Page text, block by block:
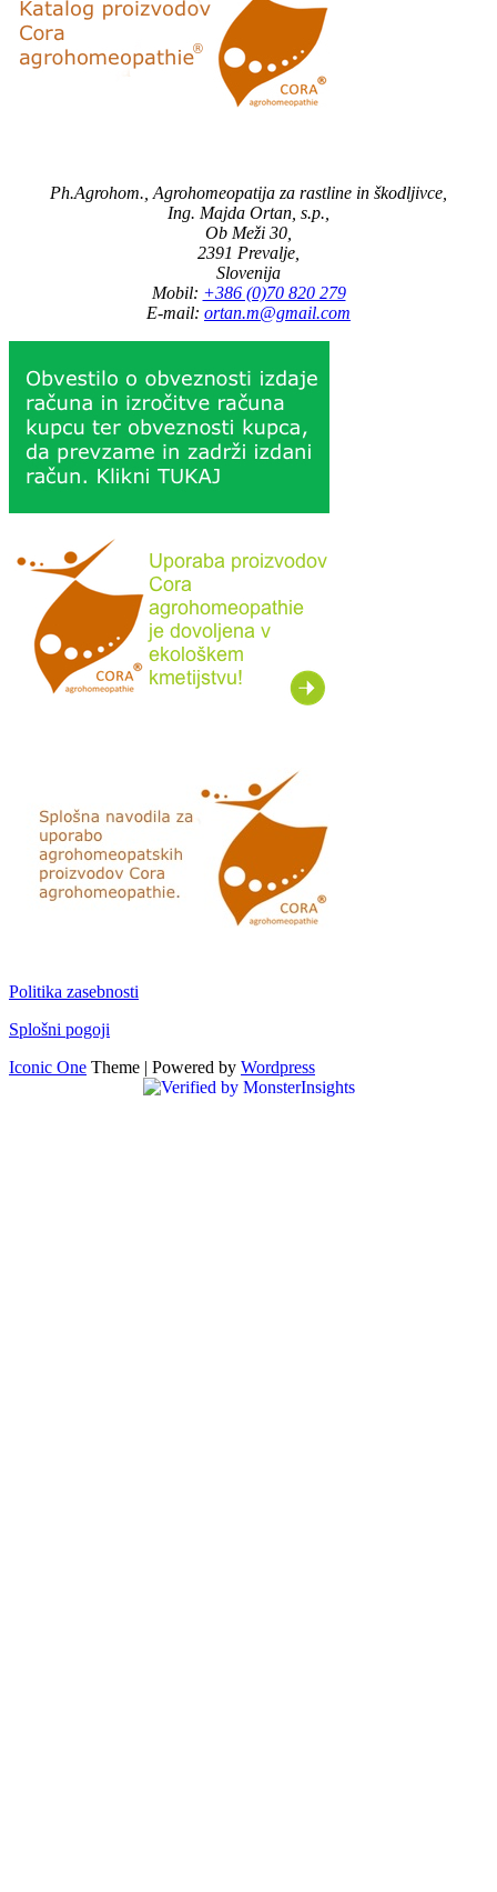
Ph.Agrohom., Agrohomeopatija za rastline in škodljivce,
Ing. Majda Ortan, s.p.,
Ob Meži 30,
2391 Prevalje,
Slovenija
Mobil: +386 (0)70 820 279
E-mail: ortan.m@gmail.com
Politika zasebnosti
Splošni pogoji
Iconic One Theme | Powered by Wordpress